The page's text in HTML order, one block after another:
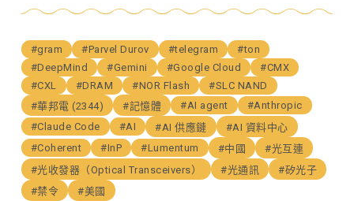
#gram #Parvel Durov #telegram
#ton
#DeepMind
#Gemini #Google Cloud
#CMX
#CXL
#DRAM #NOR Flash
#SLC NAND
#華邦電 (2344)
#記憶體 #AI agent
#Anthropic
#Claude Code
#AI #AI 供應鏈
#AI 資料中心
#Coherent
#InP #Lumentum #中國
#光互連
#光收發器（Optical Transceivers）
#光通訊
#矽光子
#禁令
#美國